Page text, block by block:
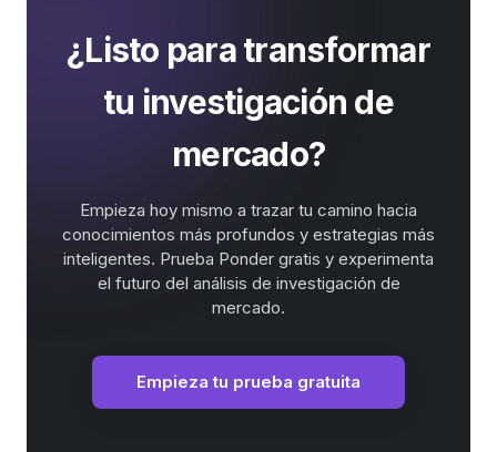
¿Listo para transformar
tu investigación de
mercado?
Empieza hoy mismo a trazar tu camino hacia
conocimientos más profundos y estrategias más
inteligentes. Prueba Ponder gratis y experimenta
el futuro del análisis de investigación de
mercado.
Empieza tu prueba gratuita